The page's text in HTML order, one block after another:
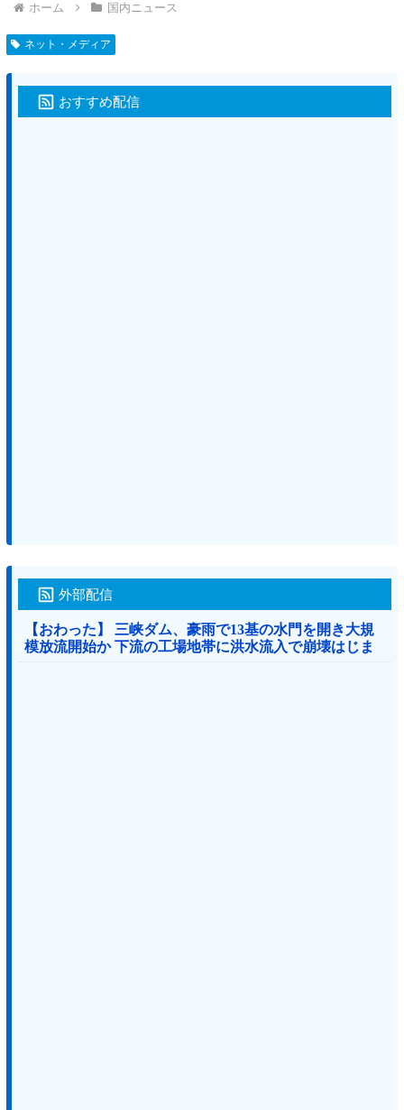
ホーム 国内ニュース
ネット・メディア
おすすめ配信
外部配信
【おわった】 三峡ダム、豪雨で13基の水門を開き大規
模放流開始か 下流の工場地帯に洪水流入で崩壊はじま
る